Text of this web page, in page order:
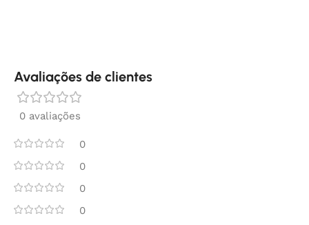
Avaliações de clientes
0 avaliações
0
0
0
0